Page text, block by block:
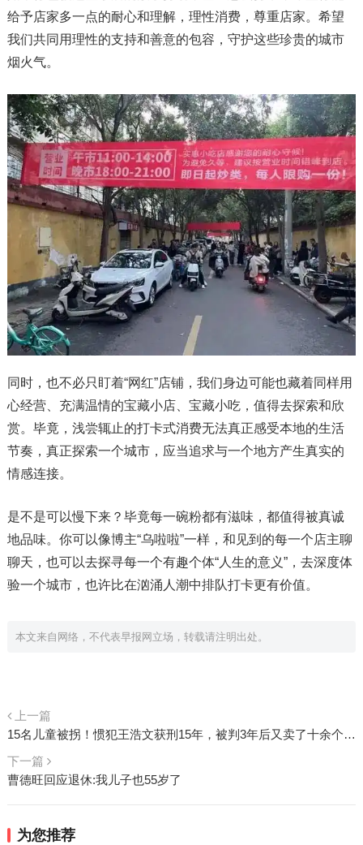
给予店家多一点的耐心和理解，理性消费，尊重店家。希望
我们共同用理性的支持和善意的包容，守护这些珍贵的城市
烟火气。
同时，也不必只盯着“网红”店铺，我们身边可能也藏着同样用
心经营、充满温情的宝藏小店、宝藏小吃，值得去探索和欣
赏。毕竟，浅尝辄止的打卡式消费无法真正感受本地的生活
节奏，真正探索一个城市，应当追求与一个地方产生真实的
情感连接。
是不是可以慢下来？毕竟每一碗粉都有滋味，都值得被真诚
地品味。你可以像博主“乌啦啦”一样，和见到的每一个店主聊
聊天，也可以去探寻每一个有趣个体“人生的意义”，去深度体
验一个城市，也许比在汹涌人潮中排队打卡更有价值。
本文来自网络，不代表早报网立场，转载请注明出处。
上一篇
15名儿童被拐！惯犯王浩文获刑15年，被判3年后又卖了十余个孩子
下一篇
曹德旺回应退休:我儿子也55岁了
为您推荐